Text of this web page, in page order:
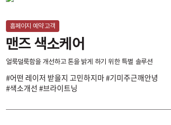
홈페이지 예약 고객
맨즈 색소케어
얼룩덜룩함을 개선하고 톤을 밝게 하기 위한 특별 솔루션
#어떤 레이저 받을지 고민하지마 #기미주근깨안녕
#색소개선 #브라이트닝